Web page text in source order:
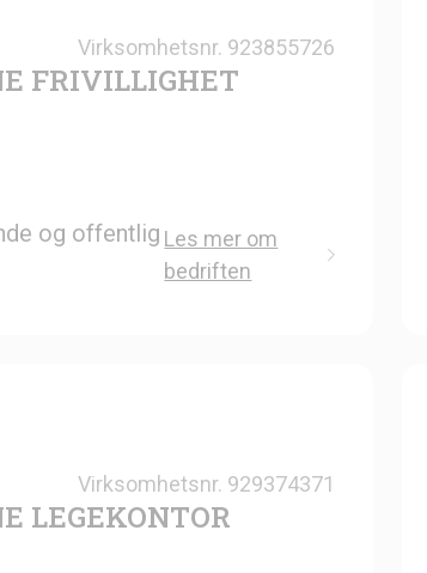
Virksomhetsnr. 923855726
FRIVILLIGHET
og offentlig Les mer om
bedriften
Virksomhetsnr. 929374371
LEGEKONTOR